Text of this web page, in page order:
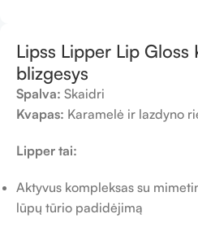
Lipss Lipper Lip
blizgesys
Spalva: Skaidri
Kvapas: Karamelė ir lazdyno
Lipper tai:
Aktyvus kompleksas su
lūpų tūrio padidėjimą